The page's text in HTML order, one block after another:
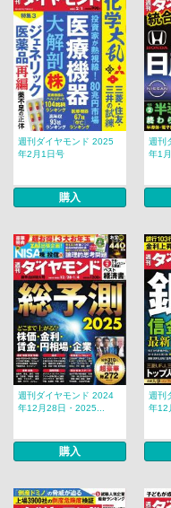
週刊ダイヤモンド 2025
年2月1日号
購入
週刊
年1
週刊ダイヤモンド 2024
年12月28日・2025...
購入
週刊
年12